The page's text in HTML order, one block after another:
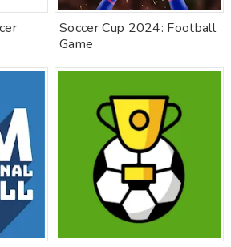
Soccer Cup 2024: Football
Game